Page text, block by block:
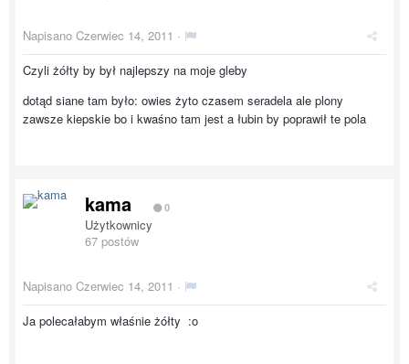
Napisano Czerwiec 14, 2011 ·
Czyli żółty by był najlepszy na moje gleby
dotąd siane tam było: owies żyto czasem seradela ale plony
zawsze kiepskie bo i kwaśno tam jest a łubin by poprawił te pola
kama 0
Użytkownicy
67 postów
Napisano Czerwiec 14, 2011 ·
Ja polecałabym właśnie żółty :o